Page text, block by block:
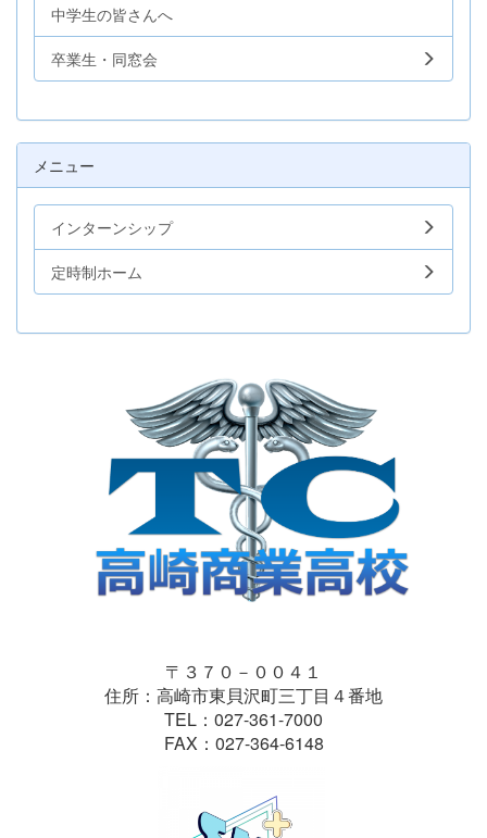
中学生の皆さんへ
卒業生・同窓会
メニュー
インターンシップ
定時制ホーム
〒３７０－００４１
住所：高崎市東貝沢町三丁目４番地
TEL：027-361-7000
FAX：027-364-6148